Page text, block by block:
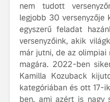
nem tudott
legjobb 30 versenyzője
egyszerű feladat
versenyzőink, akik
már jutni, de az
magára. 2022-ben
Kamilla Kozuback
kategóriában és ott 17-
ben, ami azért is nagy